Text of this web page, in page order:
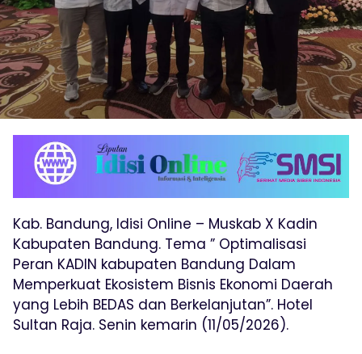
Kab. Bandung, Idisi Online – Muskab X Kadin
Kabupaten Bandung. Tema ” Optimalisasi
Peran KADIN kabupaten Bandung Dalam
Memperkuat Ekosistem Bisnis Ekonomi Daerah
yang Lebih BEDAS dan Berkelanjutan”. Hotel
Sultan Raja. Senin kemarin (11/05/2026).